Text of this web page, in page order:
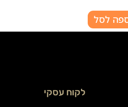
לסל
לקוח עסקי